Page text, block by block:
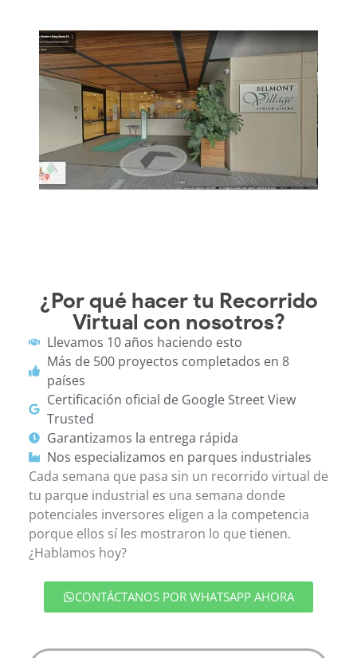
¿Por qué hacer tu Recorrido
Virtual con nosotros?
Llevamos 10 años haciendo esto
Más de 500 proyectos completados en 8
países
Certificación oficial de Google Street View
Trusted
Garantizamos la entrega rápida
Nos especializamos en parques industriales
Cada semana que pasa sin un recorrido virtual de
tu parque industrial es una semana donde
potenciales inversores eligen a la competencia
porque ellos sí les mostraron lo que tienen.
¿Hablamos hoy?
CONTÁCTANOS POR WHATSAPP AHORA